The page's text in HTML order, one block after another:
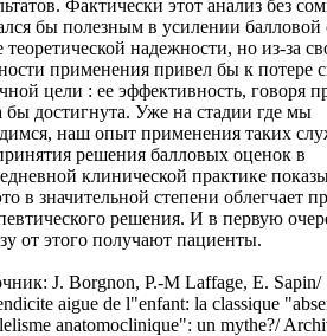
Фактически этот анализ без
бы полезным в усилении балловой
теоретической надежности, но из-за
применения привел бы к потере
цели : ее эффективность, говоря
бы достигнута. Уже на стадии где мы
наш опыт применения таких
решения балловых оценок в
клинической практике
в значительной степени облегчает
решения. И в первую
от этого получают пациенты.
J. Borgnon, P.-M Laffage, E. Sapin/
aigue de l"enfant: la classique
anatomoclinique": un mythe?/